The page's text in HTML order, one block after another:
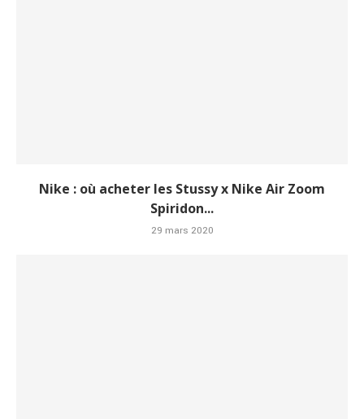
Nike : où acheter les Stussy x Nike Air Zoom
Spiridon...
29 mars 2020